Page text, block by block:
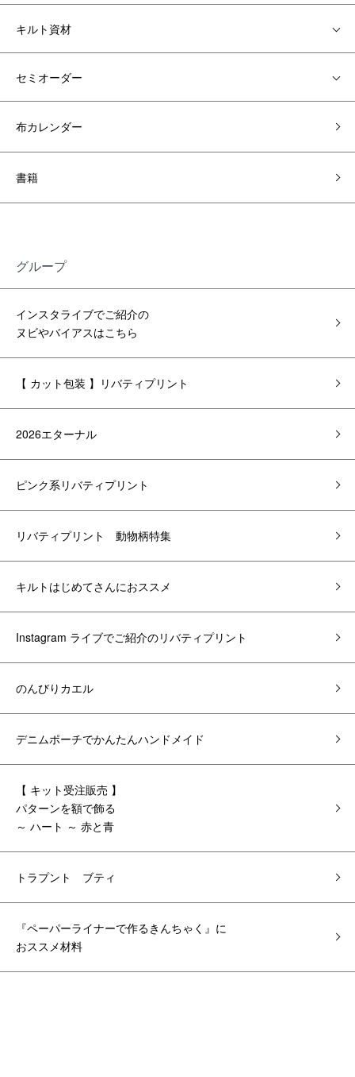
キルト資材
セミオーダー
布カレンダー
書籍
グループ
インスタライブでご紹介の
ヌビやバイアスはこちら
【 カット包装 】リバティプリント
2026エターナル
ピンク系リバティプリント
リバティプリント 動物柄特集
キルトはじめてさんにおススメ
Instagram ライブでご紹介のリバティプリント
のんびりカエル
デニムポーチでかんたんハンドメイド
【 キット受注販売 】
パターンを額で飾る
～ ハート ～ 赤と青
トラプント ブティ
『ペーパーライナーで作るきんちゃく』に
おススメ材料